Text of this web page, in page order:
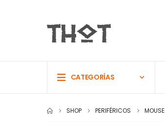
CATEGORÍAS
SHOP PERIFÉRICOS MOUSE